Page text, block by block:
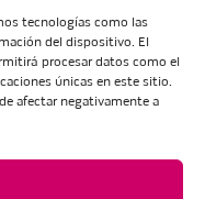
tecnologías como las
del dispositivo. El
procesar datos como el
únicas en este sitio.
afectar negativamente a